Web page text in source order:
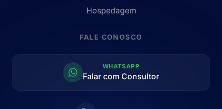
Hospedagem
FALE CONOSCO
WHATSAPP
Falar com Consultor